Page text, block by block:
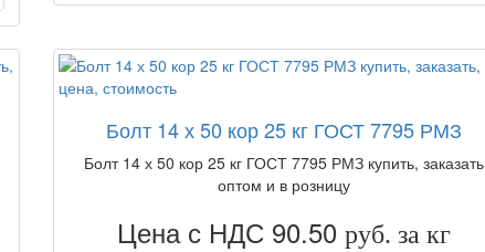
Болт 14 х 50 кор 25 кг ГОСТ 7795 РМЗ
Болт 14 х 50 кор 25 кг ГОСТ 7795 РМЗ купить, заказать
оптом и в розницу
Цена с НДС 90.50 руб. за кг